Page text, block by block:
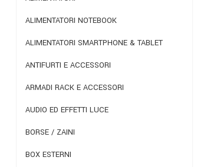
ALIMENTATORI NOTEBOOK
ALIMENTATORI SMARTPHONE & TABLET
ANTIFURTI E ACCESSORI
ARMADI RACK E ACCESSORI
AUDIO ED EFFETTI LUCE
BORSE / ZAINI
BOX ESTERNI